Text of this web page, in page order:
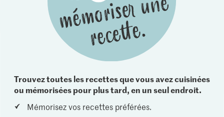
Trouvez toutes les recettes que vous avez cuisinées
ou mémorisées pour plus tard, en un seul endroit.
Mémorisez vos recettes préférées.